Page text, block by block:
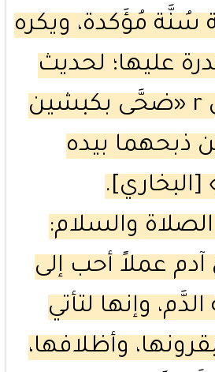
سُنَّة مُؤَكدة، ويكره
عليها؛ لحديث
أنس أن النبي r «ضحَّى بكبشين
ذبحهما بيده
والسلام:
عملاً أحب إلى
وإنها لتأتي
وأظلافها،